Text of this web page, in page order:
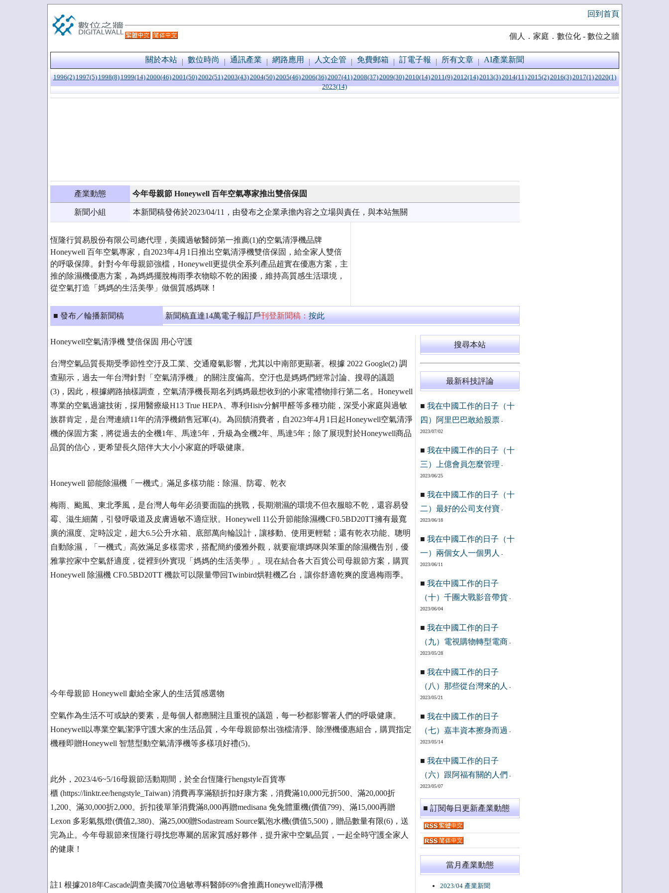
回到首頁
個人．家庭．數位化 - 數位之牆
關於本站 數位時尚 通訊產業 網路應用 人文企管 免費郵箱 訂電子報 所有文章 AI產業新聞
1996(2) 1997(5) 1998(8) 1999(14)2000(46)2001(50)2002(51)2003(43)2004(50)2005(46)2006(36)2007(41)2008(37)2009(30)2010(14)2011(9)2012(14)2013(3)2014(11)2015(2)2016(3)2017(1)2020(1)
2023(14)
產業動態 今年母親節 Honeywell 百年空氣專家推出雙倍保固
新聞小組 本新聞稿發佈於2023/04/11，由發布之企業承擔內容之立場與責任，與本站無關
恆隆行貿易股份有限公司總代理，美國過敏醫師第一推薦(1)的空氣清淨機品牌
Honeywell 百年空氣專家，自2023年4月1日推出空氣清淨機雙倍保固，給全家人雙倍
的呼吸保障。針對今年母親節強檔，Honeywell更提供全系列產品超實在優惠方案，主
推的除濕機優惠方案，為媽媽擺脫梅雨季衣物晾不乾的困擾，維持高質感生活環境，
從空氣打造「媽媽的生活美學」做個質感媽咪！
■ 發布／輪播新聞稿 新聞稿直達14萬電子報訂戶刊登新聞稿：按此
Honeywell空氣清淨機 雙倍保固 用心守護
台灣空氣品質長期受季節性空汙及工業、交通廢氣影響，尤其以中南部更顯著。根據 2022 Google(2) 調
查顯示，過去一年台灣針對「空氣清淨機」 的關注度偏高。空汙也是媽媽們經常討論、搜尋的議題
(3)，因此，根據網路抽樣調查，空氣清淨機長期名列媽媽最想收到的小家電禮物排行第二名。Honeywell
專業的空氣過濾技術，採用醫療級H13 True HEPA、專利Hisiv分解甲醛等多種功能，深受小家庭與過敏
族群肯定，是台灣連續11年的清淨機銷售冠軍(4)。為回饋消費者，自2023年4月1日起Honeywell空氣清淨
機的保固方案，將從過去的全機1年、馬達5年，升級為全機2年、馬達5年；除了展現對於Honeywell商品
品質的信心，更希望長久陪伴大大小小家庭的呼吸健康。
Honeywell 節能除濕機「一機式」滿足多樣功能：除濕、防霉、乾衣
梅雨、颱風、東北季風，是台灣人每年必須要面臨的挑戰，長期潮濕的環境不但衣服晾不乾，還容易發
霉、滋生細菌，引發呼吸道及皮膚過敏不適症狀。Honeywell 11公升節能除濕機CF0.5BD20TT擁有最寬
廣的濕度、定時設定，超大6.5公升水箱、底部萬向輪設計，讓移動、使用更輕鬆；還有乾衣功能、聰明
自動除濕，「一機式」高效滿足多樣需求，搭配簡約優雅外觀，就要寵壞媽咪與笨重的除濕機告別，優
雅掌控家中空氣舒適度，從裡到外實現「媽媽的生活美學」。現在結合各大百貨公司母親節方案，購買
Honeywell 除濕機 CF0.5BD20TT 機款可以限量帶回Twinbird烘鞋機乙台，讓你舒適乾爽的度過梅雨季。
今年母親節 Honeywell 獻給全家人的生活質感選物
空氣作為生活不可或缺的要素，是每個人都應關注且重視的議題，每一秒都影響著人們的呼吸健康。
Honeywell以專業空氣潔淨守護大家的生活品質，今年母親節祭出強檔清淨、除溼機優惠組合，購買指定
機種即贈Honeywell 智慧型動空氣清淨機等多樣項好禮(5)。
此外，2023/4/6~5/16母親節活動期間，於全台恆隆行hengstyle百貨專
櫃 (https://linktr.ee/hengstyle_Taiwan) 消費再享滿額折扣好康方案，消費滿10,000元折500、滿20,000折
1,200、滿30,000折2,000。折扣後單筆消費滿8,000再贈medisana 兔兔體重機(價值799)、滿15,000再贈
Lexon 多彩氣氛燈(價值2,380)、滿25,000贈Sodastream Source氣泡水機(價值5,500)，贈品數量有限(6)，送
完為止。今年母親節來恆隆行尋找您專屬的居家質感好夥伴，提升家中空氣品質，一起全時守護全家人
的健康！
註1 根據2018年Cascade調查美國70位過敏專科醫師69%會推薦Honeywell清淨機
搜尋本站
最新科技評論
■ 我在中國工作的日子（十
四）阿里巴巴敢給股票-
2023/07/02
■ 我在中國工作的日子（十
三）上億會員怎麼管理 -
2023/06/25
■ 我在中國工作的日子（十
二）最好的公司支付寶 -
2023/06/18
■ 我在中國工作的日子（十
一）兩個女人一個男人
-
2023/06/11
■ 我在中國工作的日子
（十）千團大戰影音帶貨 -
2023/06/04
■ 我在中國工作的日子
（九）電視購物轉型電商 -
2023/05/28
■ 我在中國工作的日子
（八）那些從台灣來的人
-
2023/05/21
■ 我在中國工作的日子
（七）嘉丰資本擦身而過 -
2023/05/14
■ 我在中國工作的日子
（六）跟阿福有關的人們 -
2023/05/07
■ 訂閱每日更新產業動態
當月產業動態
2023/04 產業新聞